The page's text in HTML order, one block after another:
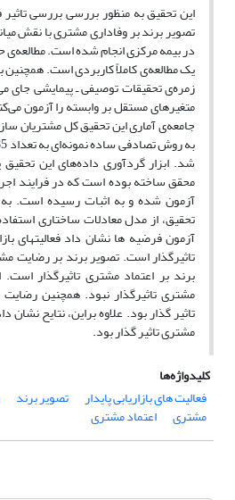
این تحقیق به منظور بررسی بررسی تاثیر
تصویر برند بر وفاداری مشتری با نقش
در بیمه مرکزی انجام شده است. مطالعه‌ی
یک مطالعه‌ی کاملاً کاربردی است.
زمره‌ی تحقیقات توصیفی ـ پیمایشی جای
متغیرهای مستقل بر وابسته را آزمون
جامعه‌ی آماری این تحقیق کل مشتریان
شد. ابزار گردآوری داده‌های این
محقق ساخته بوده است که در فرایند
آزمون شده و به اثبات رسیده است.
تحقیق، از مدل معادلات ساختاری
آزمون فرضیه ها نشان داد فعالیتهای
تاثیرگذار است. تصویر برند بر رضایت
برند بر اعتماد مشتری تاثیرگذار است.
مشتری تاثیرگذار نبود. همچنین
تاثیر گذار بود. علاوه براین، نتایح
مشتری تاثیر گذار بود.
کلیدواژه‌ها
فعالیت های بازاریابی پایدار
تصویر برند
مشتری اعتماد مشتری